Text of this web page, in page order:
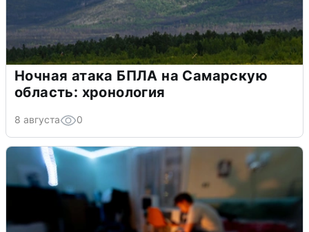
Ночная атака БПЛА на Самарскую
область: хронология
8 августа 0